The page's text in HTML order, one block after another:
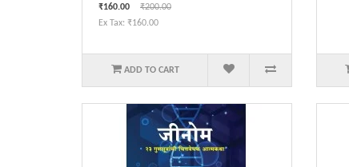
₹160.00
₹200.00
Ex Tax: ₹160.00
ADD TO CART